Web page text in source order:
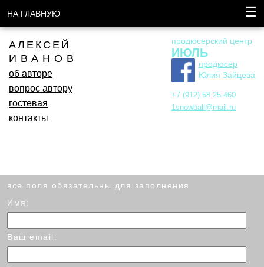
НА ГЛАВНУЮ ☰
АЛЕКСЕЙ
ИВАНОВ
об авторе
вопрос автору
гостевая
контакты
продюсерский центр
ИЮЛЬ
продюсер
Юлия Зайцева
+7 (912) 58 25 460
1snowball@mail.ru
все поля обязательны для заполнения
Имя:
Ваш email: